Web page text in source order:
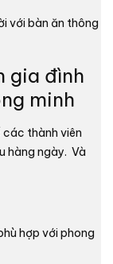
gia đình
minh
các thành viên
hàng ngày. Và